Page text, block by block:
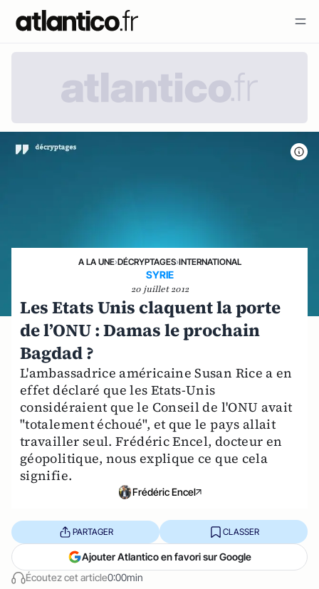
A LA UNE›DÉCRYPTAGES›INTERNATIONAL
SYRIE
20 juillet 2012
Les Etats Unis claquent la porte
de l’ONU : Damas le prochain
Bagdad ?
L'ambassadrice américaine Susan Rice a en
effet déclaré que les Etats-Unis
considéraient que le Conseil de l'ONU avait
"totalement échoué", et que le pays allait
travailler seul. Frédéric Encel, docteur en
géopolitique, nous explique ce que cela
signifie.
Frédéric Encel
Écoutez cet article0:00min
PARTAGER CLASSER
Ajouter Atlantico en favori sur Google